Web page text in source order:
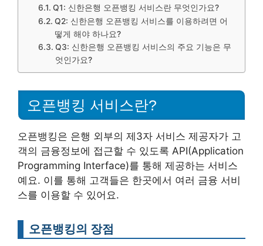
Q1: 신한은행 오픈뱅킹 서비스란 무엇인가요?
Q2: 신한은행 오픈뱅킹 서비스를 이용하려면 어
떻게 해야 하나요?
Q3: 신한은행 오픈뱅킹 서비스의 주요 기능은 무
엇인가요?
오픈뱅킹 서비스란?
오픈뱅킹은 은행 외부의 제3자 서비스 제공자가 고
객의 금융정보에 접근할 수 있도록 API(Application
Programming Interface)를 통해 제공하는 서비스
예요. 이를 통해 고객들은 한곳에서 여러 금융 서비
스를 이용할 수 있어요.
오픈뱅킹의 장점